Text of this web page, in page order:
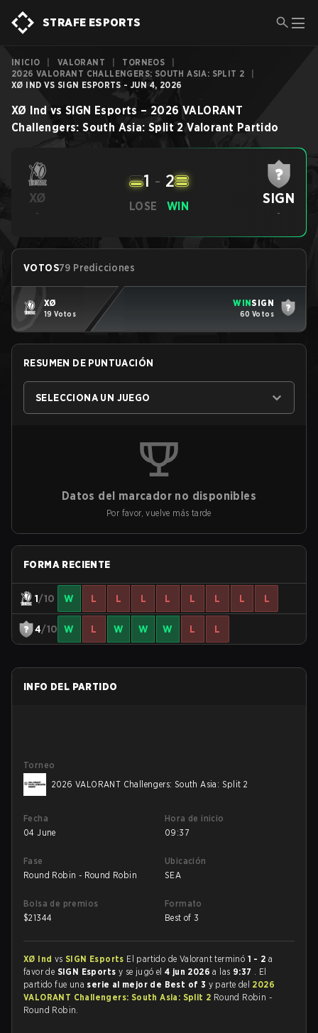
STRAFE ESPORTS
INICIO VALORANT TORNEOS
2026 VALORANT CHALLENGERS: SOUTH ASIA: SPLIT 2
XØ IND VS SIGN ESPORTS - JUN 4, 2026
XØ Ind vs SIGN Esports – 2026 VALORANT
Challengers: South Asia: Split 2 Valorant Partido
XØ
-
LOSE
1 - 2
WIN SIGN
-
VOTOS79 Predicciones
XØ
19 Votos
WINSIGN
60 Votos
RESUMEN DE PUNTUACIÓN
SELECCIONA UN JUEGO
Datos del marcador no disponibles
Por favor, vuelve más tarde
FORMA RECIENTE
1/10 W L L L L L L L L
4/10 W L W W W L L
INFO DEL PARTIDO
Torneo
2026 VALORANT Challengers: South Asia: Split 2
Fecha
04 June
Hora de inicio
09:37
Fase
Round Robin - Round Robin
Ubicación
SEA
Bolsa de premios
$21344
Formato
Best of 3
XØ Ind vs SIGN Esports El partido de Valorant terminó 1 - 2 a
favor de SIGN Esports y se jugó el4 jun 2026a las 9:37 . El
partido fue una serie al mejor de Best of 3 y parte del 2026
VALORANT Challengers: South Asia: Split 2 Round Robin -
Round Robin.